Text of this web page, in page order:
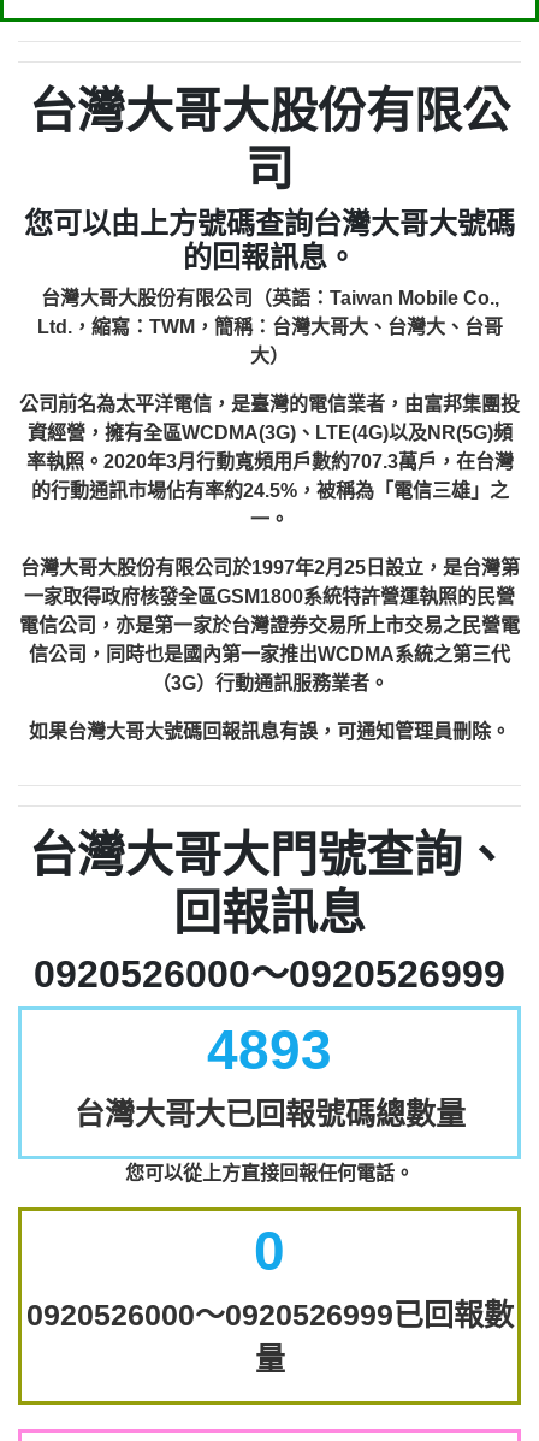
台灣大哥大股份有限公
司
您可以由上方號碼查詢台灣大哥大號碼
的回報訊息。
台灣大哥大股份有限公司（英語：Taiwan Mobile Co.,
Ltd.，縮寫：TWM，簡稱：台灣大哥大、台灣大、台哥
大）
公司前名為太平洋電信，是臺灣的電信業者，由富邦集團投
資經營，擁有全區WCDMA(3G)、LTE(4G)以及NR(5G)頻
率執照。2020年3月行動寬頻用戶數約707.3萬戶，在台灣
的行動通訊市場佔有率約24.5%，被稱為「電信三雄」之
一。
台灣大哥大股份有限公司於1997年2月25日設立，是台灣第
一家取得政府核發全區GSM1800系統特許營運執照的民營
電信公司，亦是第一家於台灣證券交易所上市交易之民營電
信公司，同時也是國內第一家推出WCDMA系統之第三代
（3G）行動通訊服務業者。
如果台灣大哥大號碼回報訊息有誤，可通知管理員刪除。
台灣大哥大門號查詢、
回報訊息
0920526000～0920526999
4893
台灣大哥大已回報號碼總數量
您可以從上方直接回報任何電話。
0
0920526000～0920526999已回報數
量